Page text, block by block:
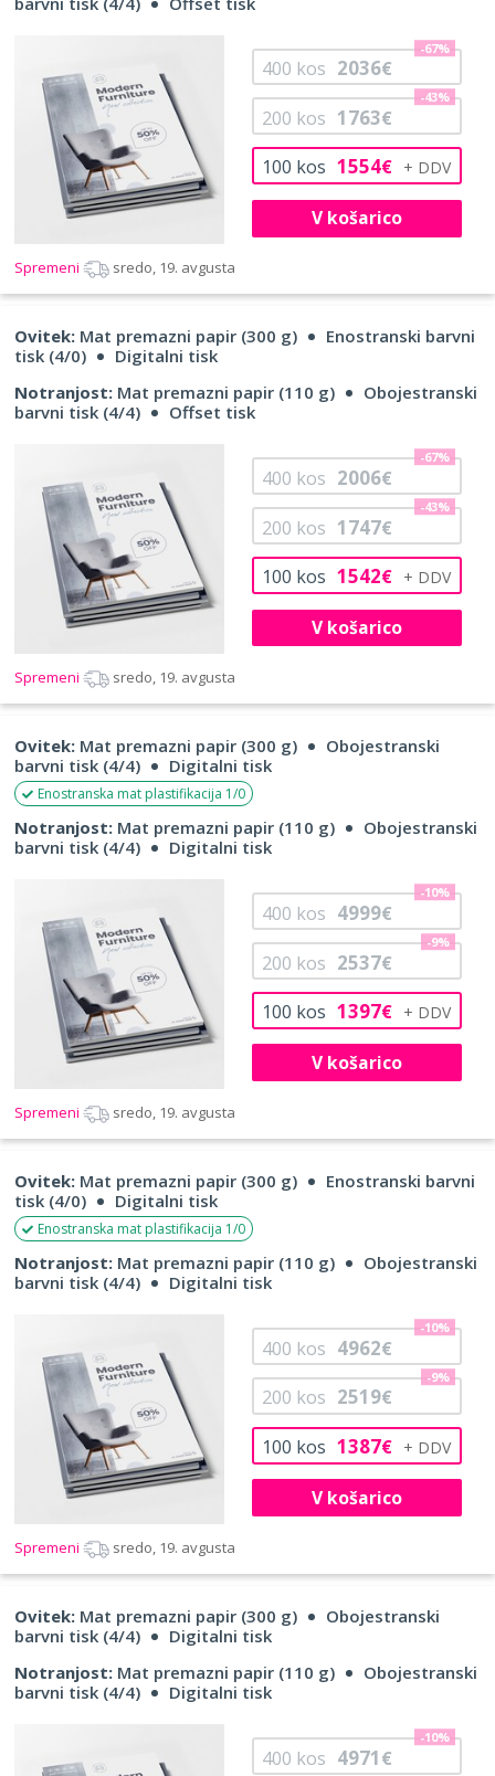
100 kos 1554€
200 kos 1763€
-43%
400 kos 2036€
-67%
V košarico
Spremeni sredo, 19. avgusta
Ovitek: Mat premazni papir (300 g)
Enostranski barvni
tisk (4/0)
Digitalni tisk
Notranjost: Mat premazni papir (110 g)
Obojestranski
barvni tisk (4/4)
Offset tisk
100 kos 1542€
200 kos 1747€
-43%
400 kos 2006€
-67%
V košarico
Spremeni sredo, 19. avgusta
Ovitek: Mat premazni papir (300 g)
Obojestranski
barvni tisk (4/4)
Digitalni tisk
Enostranska mat plastifikacija 1/0
Notranjost: Mat premazni papir (110 g)
Obojestranski
barvni tisk (4/4)
Digitalni tisk
100 kos 1397€
200 kos 2537€
-9%
400 kos 4999€
-10%
V košarico
Spremeni sredo, 19. avgusta
Ovitek: Mat premazni papir (300 g)
Enostranski barvni
tisk (4/0)
Digitalni tisk
Enostranska mat plastifikacija 1/0
Notranjost: Mat premazni papir (110 g)
Obojestranski
barvni tisk (4/4)
Digitalni tisk
100 kos 1387€
200 kos 2519€
-9%
400 kos 4962€
-10%
V košarico
Spremeni sredo, 19. avgusta
Ovitek: Mat premazni papir (300 g)
Obojestranski
barvni tisk (4/4)
Digitalni tisk
Notranjost: Mat premazni papir (110 g)
Obojestranski
barvni tisk (4/4)
Digitalni tisk
400 kos 4971€
-10%